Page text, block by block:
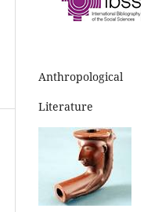
Anthropological
Literature